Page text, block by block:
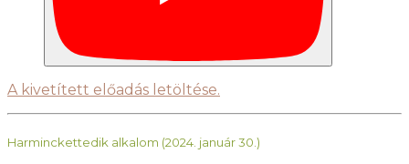
A kivetített előadás letöltése.
Harminckettedik alkalom (2024. január 30.)